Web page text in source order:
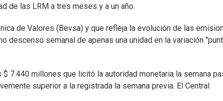
de las LRM a tres meses y a un año.
de Valores (Bevsa) y que refleja la evolución de las
descenso semanal de apenas una unidad en la variación
7.440 millones que licitó la autoridad monetaria la semana
superior a la registrada la semana previa. El Central